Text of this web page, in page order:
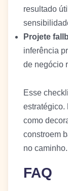
resultado
Projete
inferência
de negócio
Esse
estratégico.
como
constroem
no caminho.
FAQ